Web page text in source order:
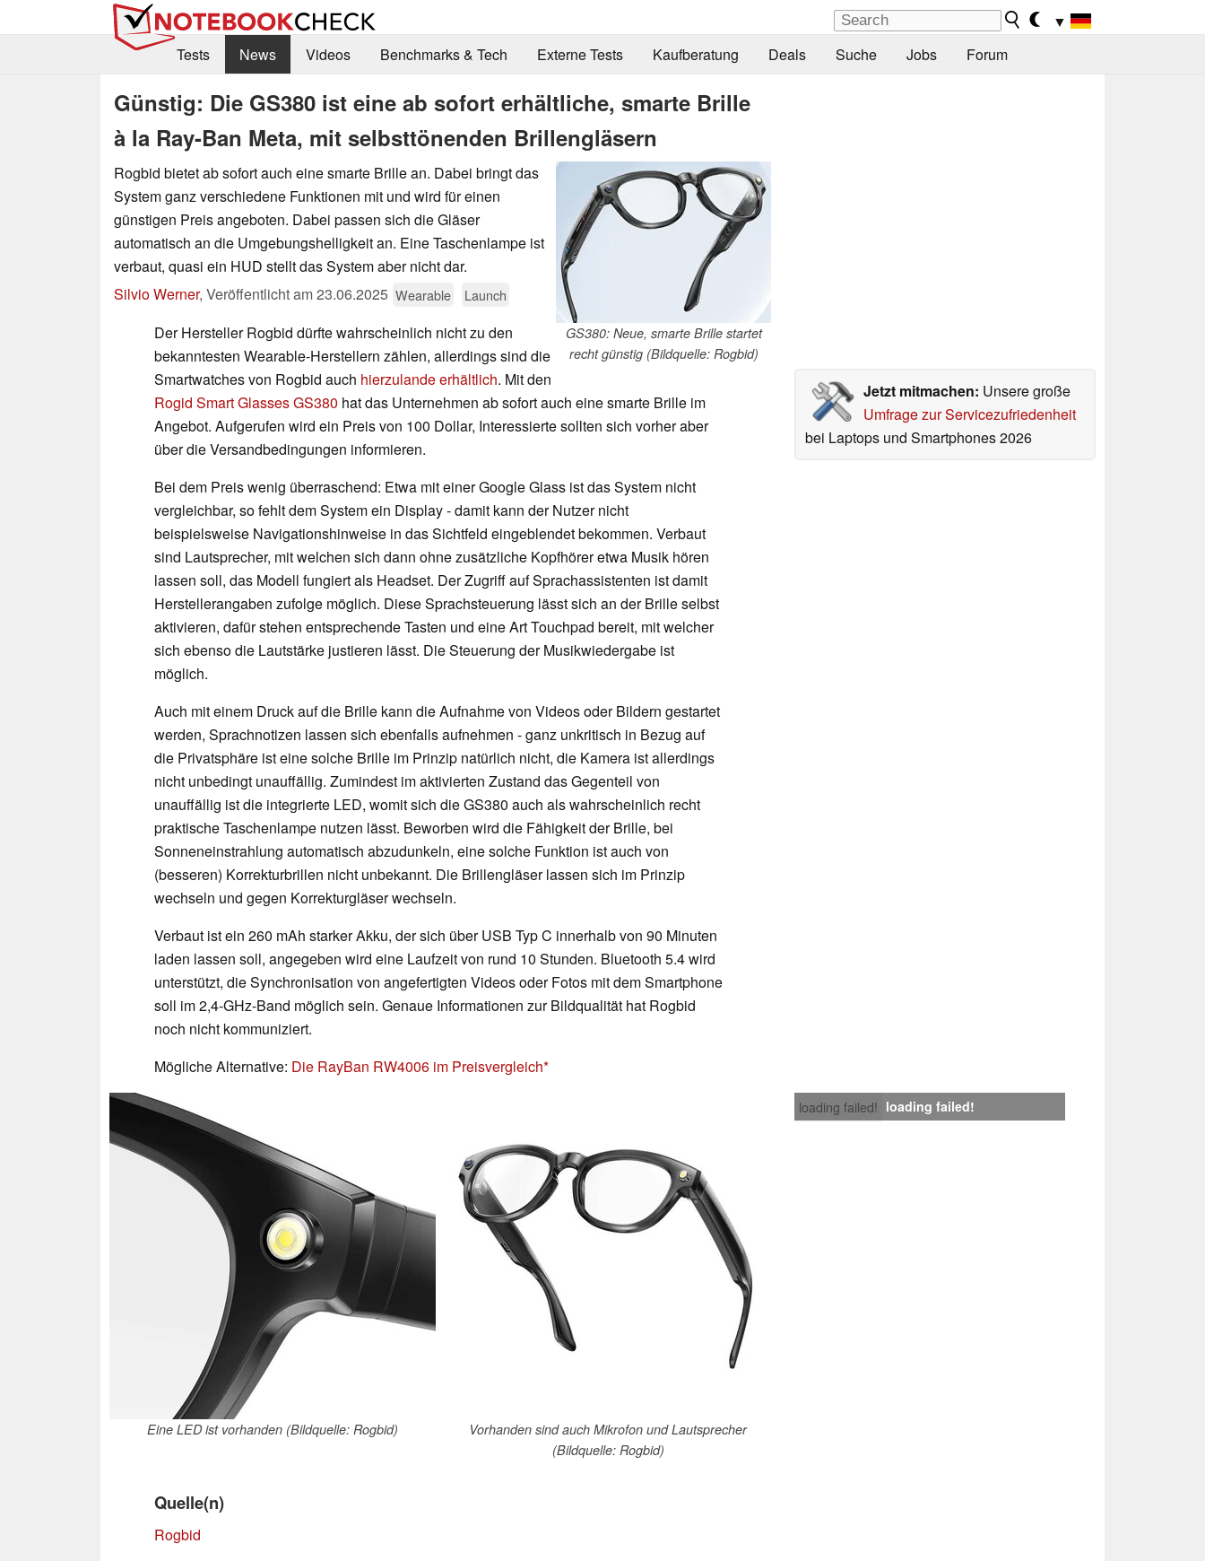
▼
Tests
News Videos Benchmarks & Tech Externe Tests Kaufberatung Deals Suche Jobs Forum
Günstig: Die GS380 ist eine ab sofort erhältliche, smarte Brille
à la Ray-Ban Meta, mit selbsttönenden Brillengläsern
GS380: Neue, smarte Brille startet
recht günstig (Bildquelle: Rogbid)
Rogbid bietet ab sofort auch eine smarte Brille an. Dabei bringt das
System ganz verschiedene Funktionen mit und wird für einen
günstigen Preis angeboten. Dabei passen sich die Gläser
automatisch an die Umgebungshelligkeit an. Eine Taschenlampe ist
verbaut, quasi ein HUD stellt das System aber nicht dar.
Silvio Werner, Veröffentlicht am23.06.2025 Wearable Launch
Jetzt mitmachen: Unsere große
Umfrage zur Servicezufriedenheit
bei Laptops und Smartphones 2026
Der Hersteller Rogbid dürfte wahrscheinlich nicht zu den
bekanntesten Wearable-Herstellern zählen, allerdings sind die
Smartwatches von Rogbid auch hierzulande erhältlich. Mit den
Rogid Smart Glasses GS380 hat das Unternehmen ab sofort auch eine smarte Brille im
Angebot. Aufgerufen wird ein Preis von 100 Dollar, Interessierte sollten sich vorher aber
über die Versandbedingungen informieren.
Bei dem Preis wenig überraschend: Etwa mit einer Google Glass ist das System nicht
vergleichbar, so fehlt dem System ein Display - damit kann der Nutzer nicht
beispielsweise Navigationshinweise in das Sichtfeld eingeblendet bekommen. Verbaut
sind Lautsprecher, mit welchen sich dann ohne zusätzliche Kopfhörer etwa Musik hören
lassen soll, das Modell fungiert als Headset. Der Zugriff auf Sprachassistenten ist damit
Herstellerangaben zufolge möglich. Diese Sprachsteuerung lässt sich an der Brille selbst
aktivieren, dafür stehen entsprechende Tasten und eine Art Touchpad bereit, mit welcher
sich ebenso die Lautstärke justieren lässt. Die Steuerung der Musikwiedergabe ist
möglich.
Auch mit einem Druck auf die Brille kann die Aufnahme von Videos oder Bildern gestartet
werden, Sprachnotizen lassen sich ebenfalls aufnehmen - ganz unkritisch in Bezug auf
die Privatsphäre ist eine solche Brille im Prinzip natürlich nicht, die Kamera ist allerdings
nicht unbedingt unauffällig. Zumindest im aktivierten Zustand das Gegenteil von
unauffällig ist die integrierte LED, womit sich die GS380 auch als wahrscheinlich recht
praktische Taschenlampe nutzen lässt. Beworben wird die Fähigkeit der Brille, bei
Sonneneinstrahlung automatisch abzudunkeln, eine solche Funktion ist auch von
(besseren) Korrekturbrillen nicht unbekannt. Die Brillengläser lassen sich im Prinzip
wechseln und gegen Korrekturgläser wechseln.
Verbaut ist ein 260 mAh starker Akku, der sich über USB Typ C innerhalb von 90 Minuten
laden lassen soll, angegeben wird eine Laufzeit von rund 10 Stunden. Bluetooth 5.4 wird
unterstützt, die Synchronisation von angefertigten Videos oder Fotos mit dem Smartphone
soll im 2,4-GHz-Band möglich sein. Genaue Informationen zur Bildqualität hat Rogbid
noch nicht kommuniziert.
Mögliche Alternative: Die RayBan RW4006 im Preisvergleich
loading failed! loading failed!
Eine LED ist vorhanden (Bildquelle: Rogbid)
Vorhanden sind auch Mikrofon und Lautsprecher
(Bildquelle: Rogbid)
Quelle(n)
Rogbid